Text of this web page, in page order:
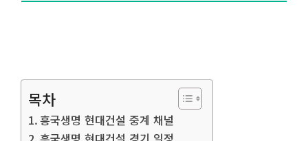
목차
흥국생명 현대건설 중계 채널